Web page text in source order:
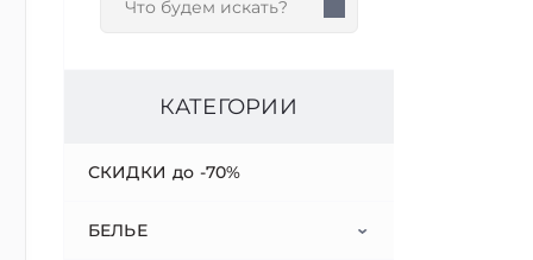
КАТЕГОРИИ
СКИДКИ до -70%
БЕЛЬЕ